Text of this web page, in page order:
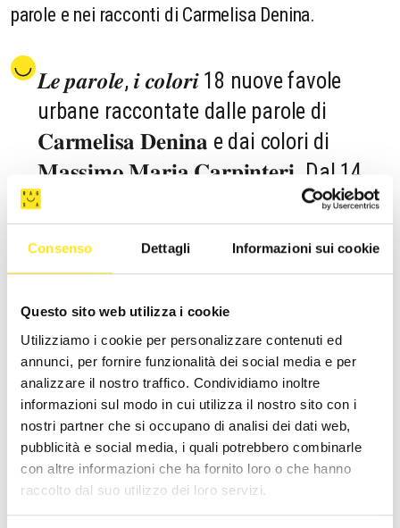
Consenso Dettagli Informazioni sui cookie
Questo sito web utilizza i cookie
Utilizziamo i cookie per personalizzare contenuti ed
annunci, per fornire funzionalità dei social media e per
analizzare il nostro traffico. Condividiamo inoltre
informazioni sul modo in cui utilizza il nostro sito con i
nostri partner che si occupano di analisi dei dati web,
pubblicità e social media, i quali potrebbero combinarle
con altre informazioni che ha fornito loro o che hanno
raccolto dal suo utilizzo dei loro servizi.
parole e nei racconti di Carmelisa Denina.
𝑳𝒆 𝒑𝒂𝒓𝒐𝒍𝒆, 𝒊 𝒄𝒐𝒍𝒐𝒓𝒊 18 nuove favole
urbane raccontate dalle parole di
𝐂𝐚𝐫𝐦𝐞𝐥𝐢𝐬𝐚 𝐃𝐞𝐧𝐢𝐧𝐚 e dai colori di
𝐌𝐚𝐬𝐬𝐢𝐦𝐨 𝐌𝐚𝐫𝐢𝐚 𝐂𝐚𝐫𝐩𝐢𝐧𝐭𝐞𝐫𝐢. Dal 14
settembre al 30 settembre alla Galleria
del Centro commerciale Culturale di
Ragusa, in Via Giacomo Matteotti 61.
𝐈𝐧𝐚𝐮𝐠𝐮𝐫𝐚𝐳𝐢𝐨𝐧𝐞 𝐝𝐨𝐦𝐞𝐧𝐢𝐜𝐚 𝟏𝟒 𝐬𝐞𝐭𝐭𝐞𝐦𝐛𝐫𝐞:
ore 𝟏𝟖.𝟎𝟎, Inaugurazione della mostra;
ore 𝟏9.𝟎𝟎 , in Auditorium: "Inquadro il testo. La parola ia
quadri", raccontati e interpretati da Carmelisa.
Cosa vi aspetta? Personaggi stralunati, colori